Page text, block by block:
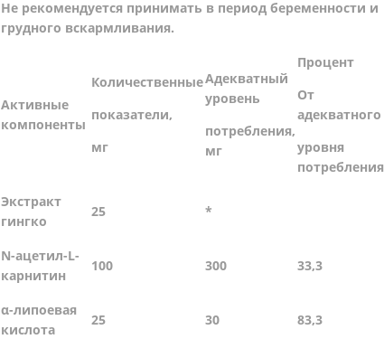
Не рекомендуется принимать в период беременности и
грудного вскармливания.
Активные
компоненты
Количественные
показатели,
мг
Адекватный
уровень
потребления,
мг
Процент
От
адекватного
уровня
потребления
Экстракт
гингко
25 *
N-ацетил-L-
карнитин
100 300 33,3
α-липоевая
кислота
25 30 83,3